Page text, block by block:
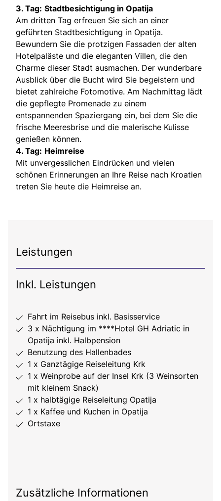
3. Tag: Stadtbesichtigung in Opatija
Am dritten Tag erfreuen Sie sich an einer
geführten Stadtbesichtigung in Opatija.
Bewundern Sie die protzigen Fassaden der alten
Hotelpaläste und die eleganten Villen, die den
Charme dieser Stadt ausmachen. Der wunderbare
Ausblick über die Bucht wird Sie begeistern und
bietet zahlreiche Fotomotive. Am Nachmittag lädt
die gepflegte Promenade zu einem
entspannenden Spaziergang ein, bei dem Sie die
frische Meeresbrise und die malerische Kulisse
genießen können.
4. Tag: Heimreise
Mit unvergesslichen Eindrücken und vielen
schönen Erinnerungen an Ihre Reise nach Kroatien
treten Sie heute die Heimreise an.
Leistungen
Inkl. Leistungen
Fahrt im Reisebus inkl. Basisservice
3 x Nächtigung im ****Hotel GH Adriatic in
Opatija inkl. Halbpension
Benutzung des Hallenbades
1 x Ganztägige Reiseleitung Krk
1 x Weinprobe auf der Insel Krk (3 Weinsorten
mit kleinem Snack)
1 x halbtägige Reiseleitung Opatija
1 x Kaffee und Kuchen in Opatija
Ortstaxe
Zusätzliche Informationen